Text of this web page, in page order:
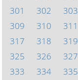
301
302 303
309
310 311
317
318 319
325
326 327
333
334 335